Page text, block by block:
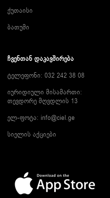
ქუთაისი
ბათუმი
ᲩᲕᲔᲜᲗᲐᲜ ᲓᲐᲙᲐᲕᲨᲘᲠᲔᲑᲐ
ტელეფონი: 032 242 38 08
იურიდიული მისამართი:
თევდორე მღვდლის 13
ელ-ფოტა: info@ciel.ge
სიელის აქციები